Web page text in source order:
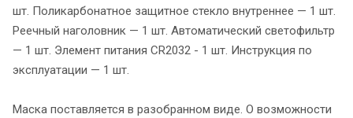
шт. Поликарбонатное защитное стекло внутреннее — 1 шт.
Реечный наголовник — 1 шт. Автоматический светофильтр
— 1 шт. Элемент питания CR2032 - 1 шт. Инструкция по
эксплуатации — 1 шт.
Маска поставляется в разобранном виде. О возможности